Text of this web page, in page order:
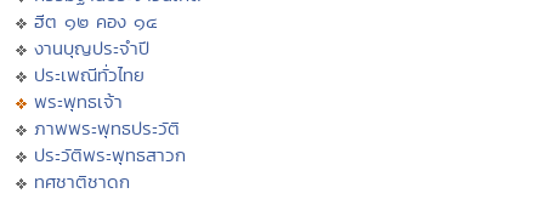
ฮีต ๑๒ คอง ๑๔
งานบุญประจำปี
ประเพณีทั่วไทย
พระพุทธเจ้า
ภาพพระพุทธประวัติ
ประวัติพระพุทธสาวก
ทศชาติชาดก